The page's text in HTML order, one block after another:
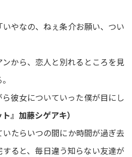
いやなの、ねぇ条介お願い、つい
から、恋人と別れるところを見
彼女についていった僕が目にし
ト』加藤シゲアキ）
たらいつの間にか時間が過ぎ去
ると、毎日違う知らない友達が